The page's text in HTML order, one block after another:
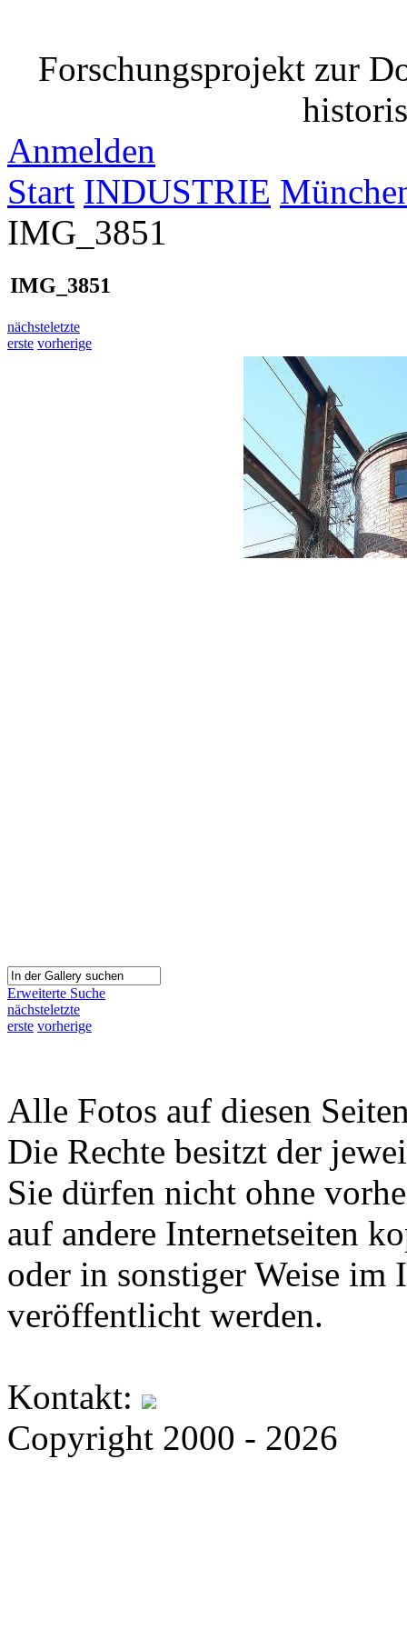
Forschungsprojekt zur
Anmelden
Start INDUSTRIE
IMG_3851
IMG_3851
nächsteletzte
erste vorherige
Erweiterte Suche
nächsteletzte
erste vorherige
Alle Fotos auf diesen
Die Rechte besitzt der
Sie dürfen nicht ohne
auf andere Internetseiten
oder in sonstiger Weise im
veröffentlicht werden.
Kontakt:
Copyright 2000 - 2026